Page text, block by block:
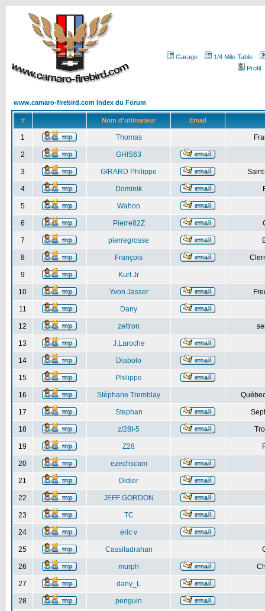
Garage
1/4 Mile Table
Profil
www.camaro-firebird.com Index du Forum
# Nom d'utilisateur Email
1 Thomas
2 GHIS63
3 GIRARD Philippe
4 Dominik
5 Wahoo
6 Pierre82Z
7 pierregrosse
8 François
9 Kurt Jr
10 Yvon Jasser
11 Dany
12 zeltron
13 J.Laroche
14 Diabolo
15 Philippe
16 Stéphane Tremblay
17 Stephan
18 z/28t-5
19 Z28
20 ezechscam
21 Didier
22 JEFF GORDON
23 TC
24 eric v
25 Cassiladrahan
26 murph
27 dany_L
28 penguin